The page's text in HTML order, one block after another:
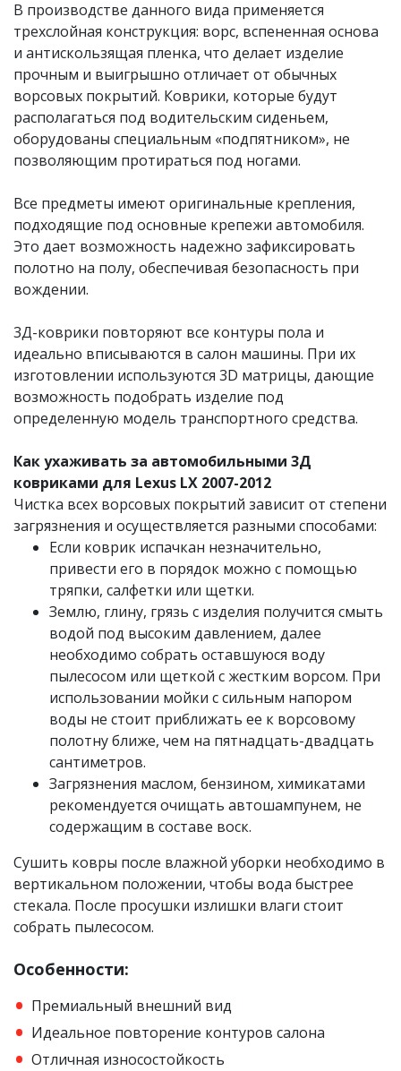
В производстве данного вида применяется
трехслойная конструкция: ворс, вспененная основа
и антискользящая пленка, что делает изделие
прочным и выигрышно отличает от обычных
ворсовых покрытий. Коврики, которые будут
располагаться под водительским сиденьем,
оборудованы специальным «подпятником», не
позволяющим протираться под ногами.
Все предметы имеют оригинальные крепления,
подходящие под основные крепежи автомобиля.
Это дает возможность надежно зафиксировать
полотно на полу, обеспечивая безопасность при
вождении.
3Д-коврики повторяют все контуры пола и
идеально вписываются в салон машины. При их
изготовлении используются 3D матрицы, дающие
возможность подобрать изделие под
определенную модель транспортного средства.
Как ухаживать за автомобильными 3Д
ковриками для Lexus LX 2007-2012
Чистка всех ворсовых покрытий зависит от степени
загрязнения и осуществляется разными способами:
Если коврик испачкан незначительно,
привести его в порядок можно с помощью
тряпки, салфетки или щетки.
Землю, глину, грязь с изделия получится смыть
водой под высоким давлением, далее
необходимо собрать оставшуюся воду
пылесосом или щеткой с жестким ворсом. При
использовании мойки с сильным напором
воды не стоит приближать ее к ворсовому
полотну ближе, чем на пятнадцать-двадцать
сантиметров.
Загрязнения маслом, бензином, химикатами
рекомендуется очищать автошампунем, не
содержащим в составе воск.
Сушить ковры после влажной уборки необходимо в
вертикальном положении, чтобы вода быстрее
стекала. После просушки излишки влаги стоит
собрать пылесосом.
Особенности:
Премиальный внешний вид
Идеальное повторение контуров салона
Отличная износостойкость